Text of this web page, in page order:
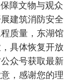
障文物与观众
建筑消防安全
质量，东湖馆
具体恢复开放
众号获取最新
，感谢您的理